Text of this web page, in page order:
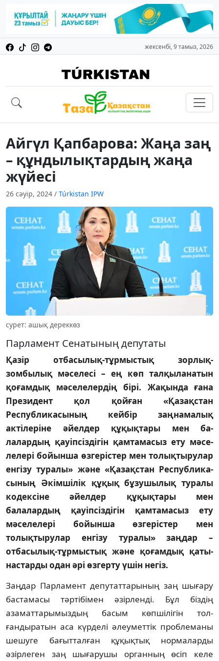
жексенбі, 9 тамыз, 2026
Айгүл Қапбарова: Жаңа заң
– құндылықтардың жаңа
жүйесі
26 сәуір, 2024 / Túrkіstan IPW
сурет: ашық дереккөз
Парламент Сенатының депутаты
Қазір отбасылық-тұрмыстық зорлық-
зомбылық мәселесі – ең көп талқыланатын
қоғамдық мәселелердің бірі. Жақында ғана
Президент қол қойған «Қа­зақстан
Республикасының кей­бір заң­­намалық
актілеріне әйелдер құ­қық­тары мен ба­
лалардың қауіпсіздігін қам­та­ма­сыз ету мә­се­
ле­лері бойынша өзгерістер мен то­лықтырулар
ен­гізу туралы» және «Қа­зақ­стан Республи­ка­
сы­ның Әкімшілік құқық бұ­зу­шылық туралы
кодек­сі­не әйелдер құ­қық­тары мен
балалардың қауіп­сіздігін қам­та­масыз ету
мәселелері бойынша өз­герістер мен
толықтырулар енгізу туралы» заң­дар –
отбасылық-тұрмыстық және қоғамдық қа­­ты­
настарды одан әрі өзгерту үшін негіз.
Заңдар Парламент депутаттарының заң шы­ғару
бастамасы тәртібімен әзірленді. Бұл біздің
азаматтарымыздың басым көпшілігін тол­
ғандыратын аса күрделі әлеуметтік проб­ле­маны
шешуге бағытталған құқықтық нор­маларды
әзірлеген заң шығарушы орган­ның өсіп келе